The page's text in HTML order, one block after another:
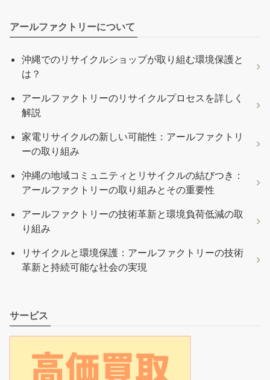
アールファクトリーについて
沖縄でのリサイクルショップが取り組む環境保護と
は？
アールファクトリーのリサイクルプロセスを詳しく
解説
家電リサイクルの新しい可能性：アールファクトリ
ーの取り組み
沖縄の地域コミュニティとリサイクルの結びつき：
アールファクトリーの取り組みとその重要性
アールファクトリーの技術革新と環境負荷低減の取
り組み
リサイクルと環境保護：アールファクトリーの技術
革新と持続可能な社会の実現
サービス